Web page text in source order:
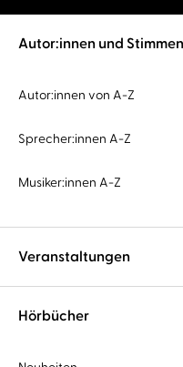
Autor:innen und Stimmen
Autor:innen von A-Z
Sprecher:innen A-Z
Musiker:innen A-Z
Veranstaltungen
Hörbücher